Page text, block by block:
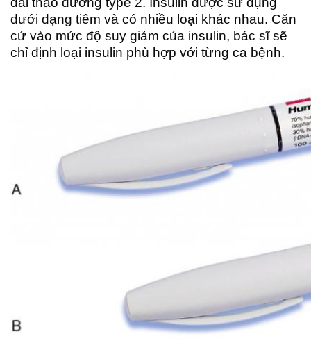
dưới dạng tiêm và có nhiều loại khác nhau. Căn
cứ vào mức độ suy giảm của insulin, bác sĩ sẽ
chỉ định loại insulin phù hợp với từng ca bệnh.